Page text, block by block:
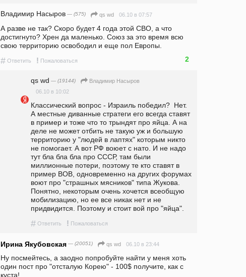
Владимир Насыров — (575) qs wd 06.10 в 07:57
А разве не так? Скоро будет 4 года этой СВО, а что
достигнуто? Хрен да маленько. Союз за это время всю
свою территорию освободил и еще пол Европы.
# Ответить ! Пожаловаться 2
qs wd — (19144)
Владимир Насыров
06.10 в 10:02
Классический вопрос - Израиль победил?  Нет.
А местные диванные стратеги его всегда ставят
в пример и тоже что то трындят про яйца. А на
деле не может отбить не такую уж и большую
территорию у "людей в лаптях" которым никто
не помогает. А вот РФ воюет с нато. И не надо
тут бла бла бла про СССР, там были
миллионные потери, поэтому те кто ставят в
пример ВОВ, одновременно на других форумах
воют про "страшных мясников" типа Жукова.
Понятно, некоторым очень хочется всеобщую
мобилизацию, но ее все никак нет и не
придвидится. Поэтому и стоит вой про "яйца".
# Ответить ! Пожаловаться
Ирина Якубовская — (20051) qs wd 06.10 в 23:44
Ну посмейтесь, а заодно попробуйте найти у меня хоть
один пост про "отсталую Корею" - 100$ получите, как с
куста!